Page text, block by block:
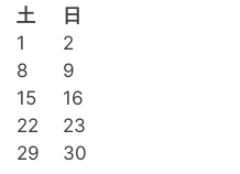
土
日
1
2
8
9
15
16
22
23
29
30